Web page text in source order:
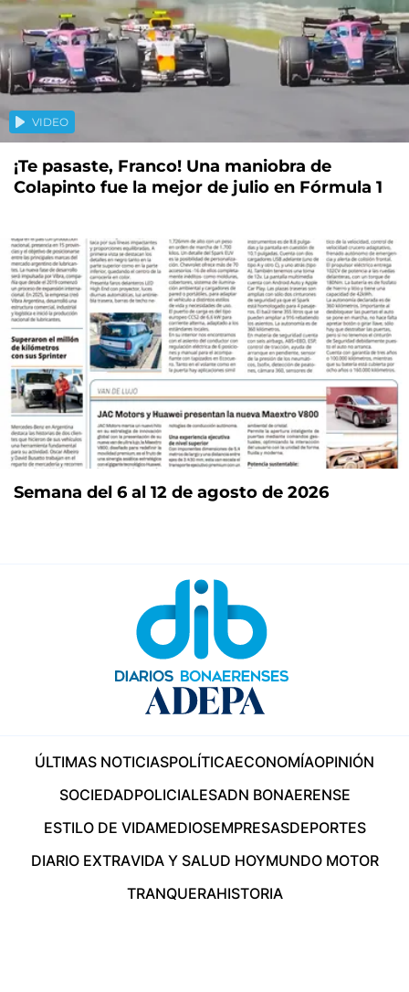
VIDEO
¡Te pasaste, Franco! Una maniobra de
Colapinto fue la mejor de julio en Fórmula 1
Semana del 6 al 12 de agosto de 2026
ÚLTIMAS NOTICIASPOLÍTICAECONOMÍAOPINIÓN
SOCIEDADPOLICIALESADN BONAERENSE
ESTILO DE VIDAMEDIOSEMPRESASDEPORTES
DIARIO EXTRAVIDA Y SALUD HOYMUNDO MOTOR
TRANQUERAHISTORIA